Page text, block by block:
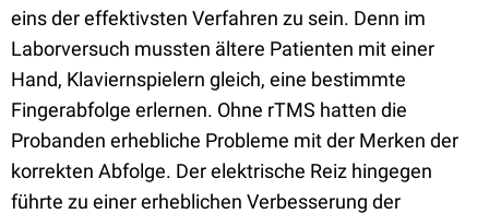
eins der effektivsten Verfahren zu sein. Denn im
Laborversuch mussten ältere Patienten mit einer
Hand, Klaviernspielern gleich, eine bestimmte
Fingerabfolge erlernen. Ohne rTMS hatten die
Probanden erhebliche Probleme mit der Merken der
korrekten Abfolge. Der elektrische Reiz hingegen
führte zu einer erheblichen Verbesserung der